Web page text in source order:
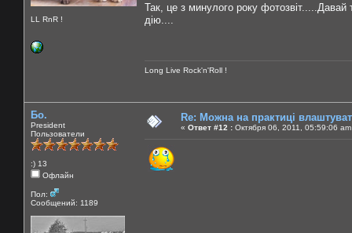
LL RnR !
Так, це з минулого року
дію....
Long Live Rock'n'Roll !
Бо.
President
Пользователи
:) 13
Офлайн
Пол:
Сообщений: 1189
Re: Можна на практиці
« Ответ #12 : Октября 06, 2011, 05:59:06